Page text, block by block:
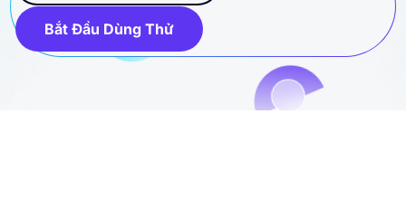
Bắt Đầu Dùng Thử